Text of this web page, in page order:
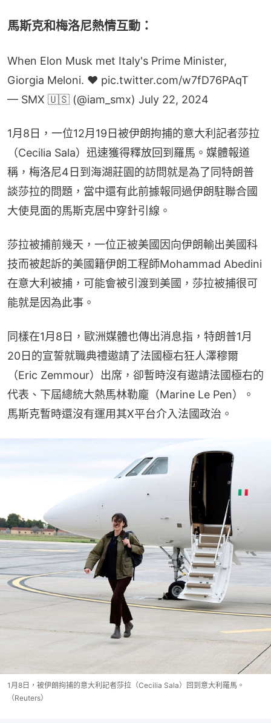
馬斯克和梅洛尼熱情互動：
When Elon Musk met Italy's Prime Minister,
Giorgia Meloni. ❤️ pic.twitter.com/w7fD76PAqT
— SMX 🇺🇸 (@iam_smx) July 22, 2024
1月8日，一位12月19日被伊朗拘捕的意大利記者莎拉
（Cecilia Sala）迅速獲得釋放回到羅馬。媒體報道
稱，梅洛尼4日到海湖莊園的訪問就是為了同特朗普
談莎拉的問題，當中還有此前據報同過伊朗駐聯合國
大使見面的馬斯克居中穿針引線。
莎拉被捕前幾天，一位正被美國因向伊朗輸出美國科
技而被起訴的美國籍伊朗工程師Mohammad Abedini
在意大利被捕，可能會被引渡到美國，莎拉被捕很可
能就是因為此事。
同樣在1月8日，歐洲媒體也傳出消息指，特朗普1月
20日的宣誓就職典禮遨請了法國極右狂人澤穆爾
（Eric Zemmour）出席，卻暫時沒有遨請法國極右的
代表、下屆總統大熱馬林勒龐（Marine Le Pen）。
馬斯克暫時還沒有運用其X平台介入法國政治。
1月8日，被伊朗拘捕的意大利記者莎拉（Cecilia Sala）回到意大利羅馬。
（Reuters）